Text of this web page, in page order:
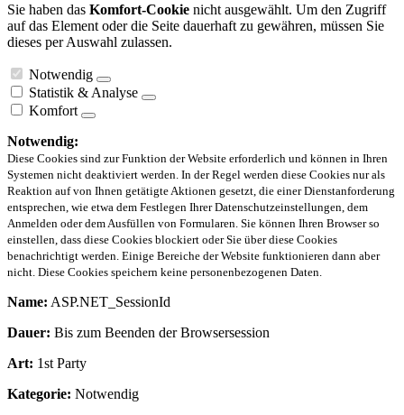
Sie haben das Komfort-Cookie nicht ausgewählt. Um den Zugriff
auf das Element oder die Seite dauerhaft zu gewähren, müssen Sie
dieses per Auswahl zulassen.
Notwendig
Statistik & Analyse
Komfort
Notwendig:
Diese Cookies sind zur Funktion der Website erforderlich und können in Ihren
Systemen nicht deaktiviert werden. In der Regel werden diese Cookies nur als
Reaktion auf von Ihnen getätigte Aktionen gesetzt, die einer Dienstanforderung
entsprechen, wie etwa dem Festlegen Ihrer Datenschutzeinstellungen, dem
Anmelden oder dem Ausfüllen von Formularen. Sie können Ihren Browser so
einstellen, dass diese Cookies blockiert oder Sie über diese Cookies
benachrichtigt werden. Einige Bereiche der Website funktionieren dann aber
nicht. Diese Cookies speichern keine personenbezogenen Daten.
Name: ASP.NET_SessionId
Dauer: Bis zum Beenden der Browsersession
Art: 1st Party
Kategorie: Notwendig